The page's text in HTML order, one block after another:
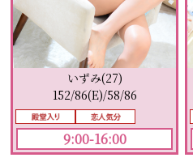
いずみ(27)
152/86(E)/58/86
9:00-16:00